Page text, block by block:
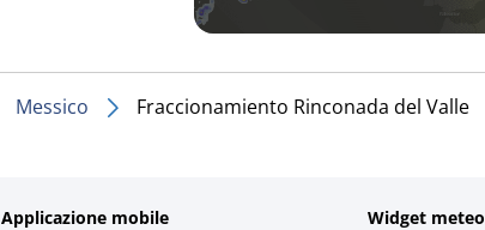
Messico Fraccionamiento Rinconada del Valle
Applicazione mobile
Widget meteo